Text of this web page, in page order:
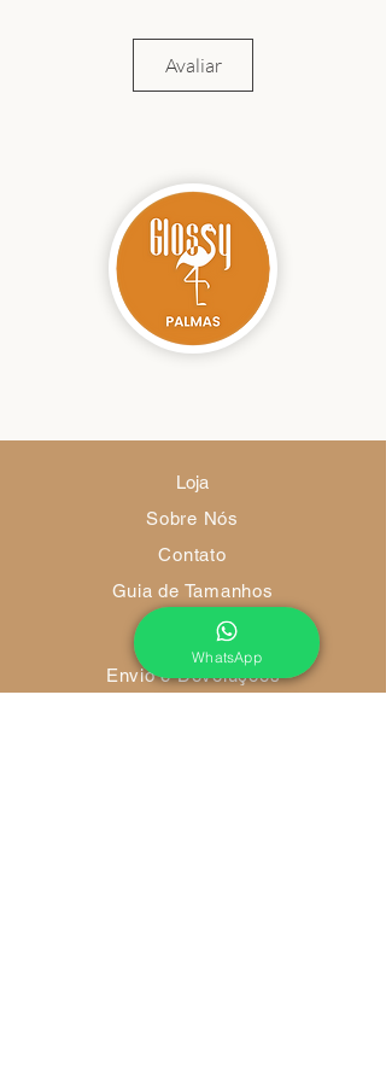
tecnológico, leve, respirável e proteção UV;
- Caimento confortável e design anatômico;
- Perfeita para treinos e uso diário..
Avaliar
Loja
Sobre Nós
Contato
Guia de Tamanhos
Envio e Devoluções
WhatsApp